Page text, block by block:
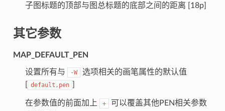
子图标题的顶部与图总标题的底部之间的距离 [18p]
其它参数
MAP_DEFAULT_PEN
设置所有与 -W
选项相关的画笔属性的默认值
default,pen
在参数值的前面加上 +
可以覆盖其他PEN相关参数